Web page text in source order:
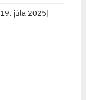
19. júla 2025|